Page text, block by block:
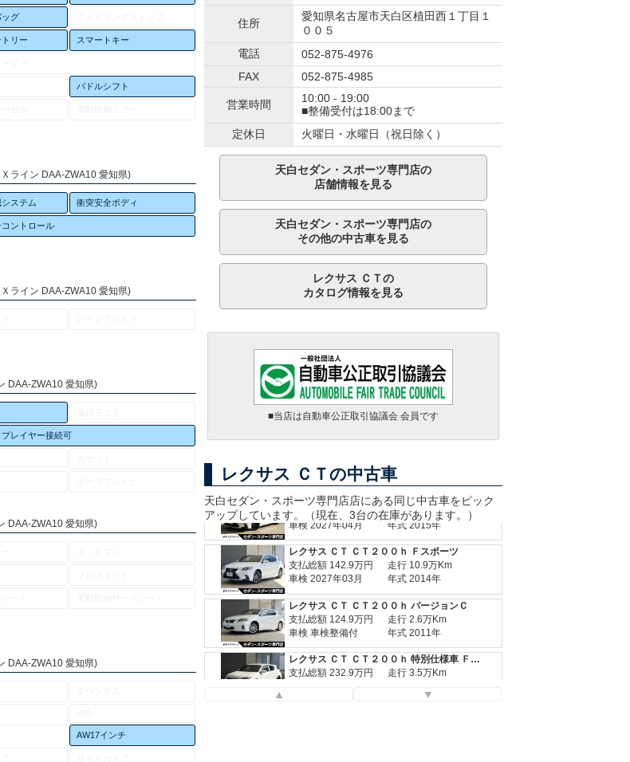
ッグ
リー スマートキー
パドルシフト
ライン DAA-ZWA10 愛知県)
ステム 衝突安全ボディ
コントロール
ライン DAA-ZWA10 愛知県)
DAA-ZWA10 愛知県)
プレイヤー接続可
DAA-ZWA10 愛知県)
DAA-ZWA10 愛知県)
AW17インチ
住所
愛知県名古屋市天白区植田西１丁目１
００５
電話
052-875-4976
FAX
052-875-4985
営業時間
10:00 - 19:00
■整備受付は18:00まで
定休日
火曜日・水曜日（祝日除く）
天白セダン・スポーツ専門店の
店舗情報を見る
天白セダン・スポーツ専門店の
その他の中古車を見る
レクサス ＣＴの
カタログ情報を見る
■当店は自動車公正取引協議会 会員です
レクサス ＣＴの中古車
天白セダン・スポーツ専門店店にある同じ中古車をピック
アップしています。（現在、3台の在庫があります。）
レクサス ＣＴ ＣＴ２００ｈ Ｆスポーツ
支払総額142.9万円
走行 10.9万Km
車検 2027年03月
年式 2014年
車検 車検整備付
年式 2011年
レクサス ＣＴ ＣＴ２００ｈ 特別仕様車 ＦスポーツＸライン
支払総額232.9万円
走行 3.5万Km
車検 2027年04月
年式 2015年
レクサス ＣＴ ＣＴ２００ｈ Ｆスポーツ
支払総額 142.9万円
走行 10.9万Km
車検 2027年03月
年式 2014年
レクサス ＣＴ ＣＴ２００ｈ バージョンＣ
支払総額 124.9万円
走行 2.6万Km
車検 車検整備付
年式 2011年
レクサス ＣＴ ＣＴ２００ｈ 特別仕様車 ＦスポーツＸライン
支払総額 232.9万円
走行 3.5万Km
▲ ▼